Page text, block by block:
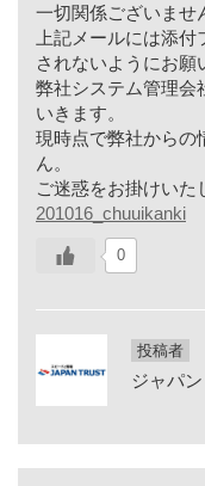
一切関係ございませ
上記メールには添
されないようにお願
弊社システム管理会
いきます。
現時点で弊社からの
ん。
ご迷惑をお掛けいた
201016_chuuikanki
0
投稿者
ジャパ